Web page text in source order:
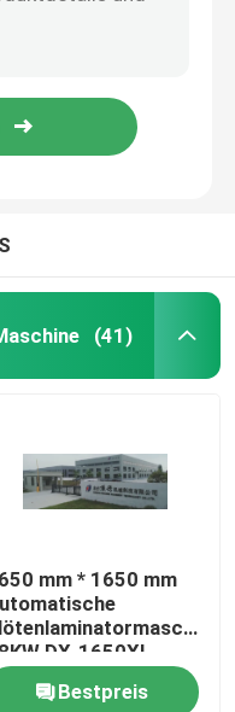
Falten
(41)
mm * 1650 mm
DX-1650XL
Bestpreis